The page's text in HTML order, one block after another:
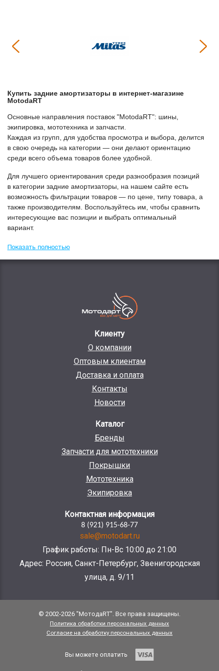
Купить Задние амортизаторы в интернет-магазине
МоtodaRT
Основные направления поставок "МоtodaRT": шины,
экипировка, мототехника и запчасти.
Каждая из групп, для удобства просмотра и выбора, делится
в свою очередь на категории — они делают ориентацию
среди всего объема товаров более удобной.
Для лучшего ориентирования среди разнообразия позиций
в категории
Задние амортизаторы , на нашем сайте есть
возможность фильтрации товаров — по цене, типу товара, а
также производителям. Воспользуйтесь им, чтобы сравнить
интересующие вас позиции и выбрать оптимальный
вариант.
Показать полностью
Клиенту
О компании
Оптовым клиентам
Доставка и оплата
Контакты
Новости
Каталог
Бренды
Запчасти для мототехники
Покрышки
Мототехника
Экипировка
Контактная информация
8 (921) 915-68-77
sale@motodart.ru
График работы: Пн-Вс 10:00 до 21:00
Адрес: Россия, Санкт-Петербург, Звенигородская
улица, д. 9/11
© 2002-2026 "МотодаRT". Все права защищены.
Политика обработки персональных данных
Согласие на обработку персональных данных
Вы можете оплатить